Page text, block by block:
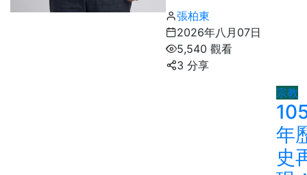
張柏東
2026年八月07日
5,540 觀看
3 分享
宗教
年
史